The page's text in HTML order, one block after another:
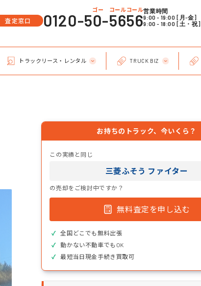
査定窓口
ゴー コールコール
0120-50-5656営業時間
9:00 - 19:00 [月-金]
9:00 - 18:00 [土・祝]
トラックリース・レンタル TRUCK BIZ
お持ちのトラック、今いくら？
この実績と同じ
三菱ふそう ファイター
の売却をご検討中ですか？
無料査定を申し込む
全国どこでも無料出張
動かない不動車でもOK
最短当日現金手続き買取可